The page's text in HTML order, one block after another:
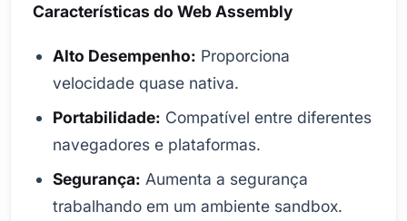
Características do Web Assembly
Alto Desempenho: Proporciona
velocidade quase nativa.
Portabilidade: Compatível entre diferentes
navegadores e plataformas.
Segurança: Aumenta a segurança
trabalhando em um ambiente sandbox.